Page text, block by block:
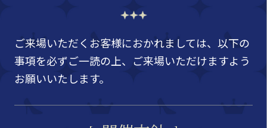
ご来場いただくお客様におかれましては、以下の
事項を必ずご一読の上、ご来場いただけますよう
お願いいたします。